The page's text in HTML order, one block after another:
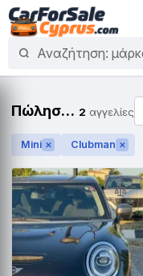
Πώληση Mini Clubman 2 αγγελίες
Mini ✕ Clubman ✕